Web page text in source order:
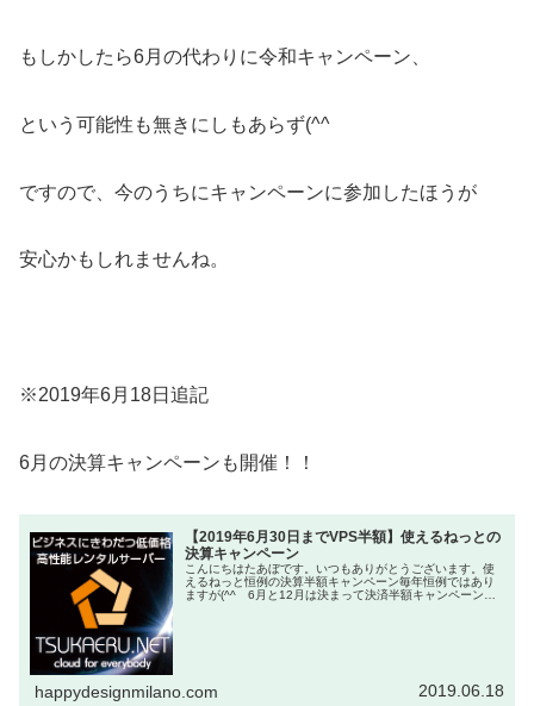
もしかしたら6月の代わりに令和キャンペーン、
という可能性も無きにしもあらず(^^ゞ
ですので、今のうちにキャンペーンに参加したほうが
安心かもしれませんね。
※2019年6月18日追記
6月の決算キャンペーンも開催！！
【2019年6月30日までVPS半額】使えるねっとの
決算キャンペーン
こんにちはたあぼです。いつもありがとうございます。使
えるねっと恒例の決算半額キャンペーン毎年恒例ではあり
ますが(^^ゞ6月と12月は決まって決済半額キャンペーンが
happydesignmilano.com 2019.06.18